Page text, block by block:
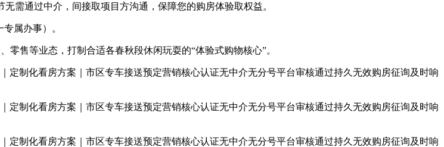
通过中介，间接取项目方沟通，保障您的购房体验取权益。
属办事）。
售等业态，打制合适各春秋段休闲玩耍的“体验式购物核心”。
制化看房方案｜市区专车接送预定营销核心认证无中介无分号平台审核通过持久无效购房征询及时响
制化看房方案｜市区专车接送预定营销核心认证无中介无分号平台审核通过持久无效购房征询及时响
制化看房方案｜市区专车接送预定营销核心认证无中介无分号平台审核通过持久无效购房征询及时响